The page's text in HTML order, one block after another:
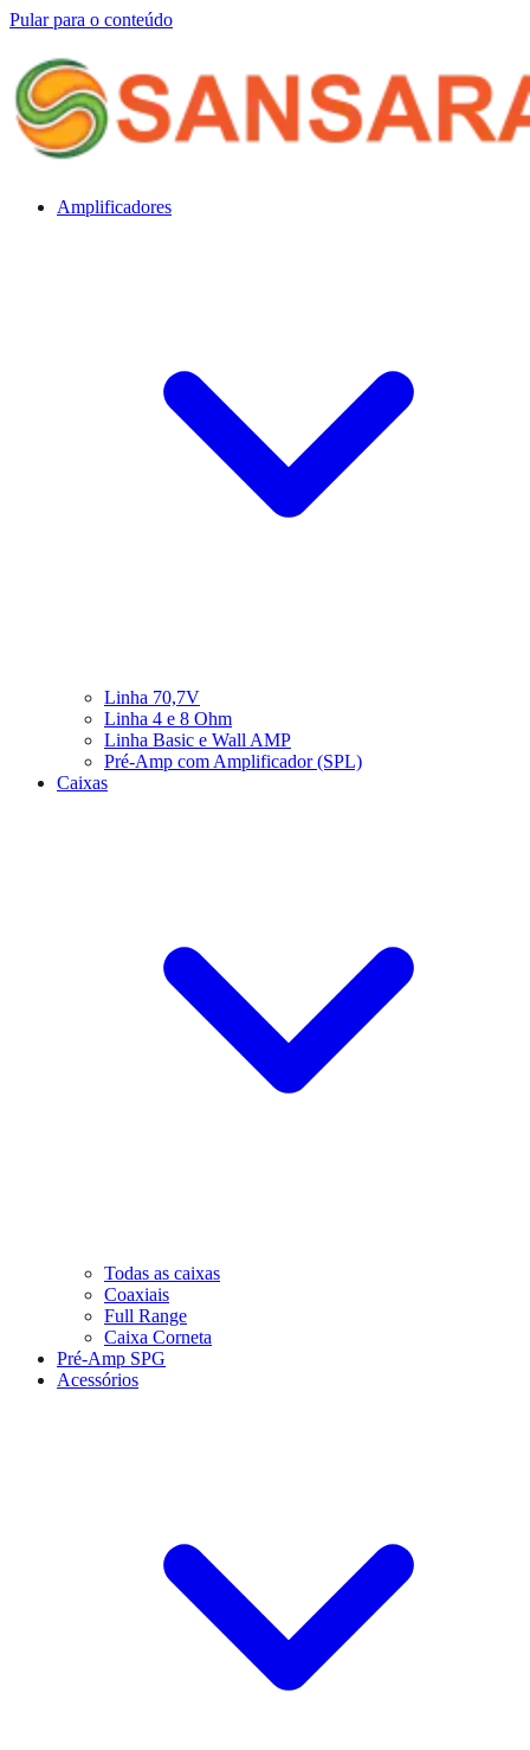
Pular para o conteúdo
Amplificadores
Linha 70,7V
Linha 4 e 8 Ohm
Linha Basic e Wall AMP
Pré-Amp com Amplificador (SPL)
Caixas
Todas as caixas
Coaxiais
Full Range
Caixa Corneta
Pré-Amp SPG
Acessórios